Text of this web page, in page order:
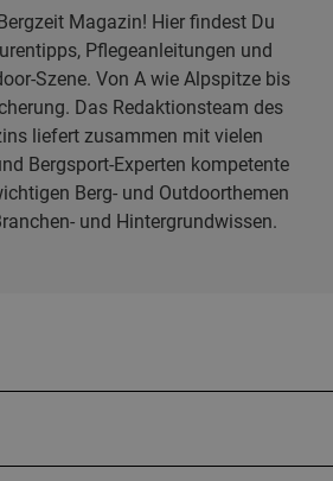
Magazin! Hier findest Du
Pflegeanleitungen und
Szene. Von A wie Alpspitze bis
Das Redaktionsteam des
liefert zusammen mit vielen
Bergsport-Experten kompetente
Berg- und Outdoorthemen
und Hintergrundwissen.